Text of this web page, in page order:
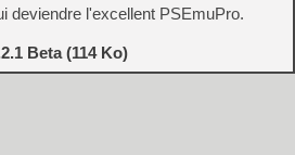
deviendre l'excellent PSEmuPro.
Beta (114 Ko)